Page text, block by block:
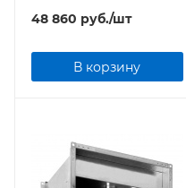
500х300-4 VIM
48 860 руб./шт
В корзину